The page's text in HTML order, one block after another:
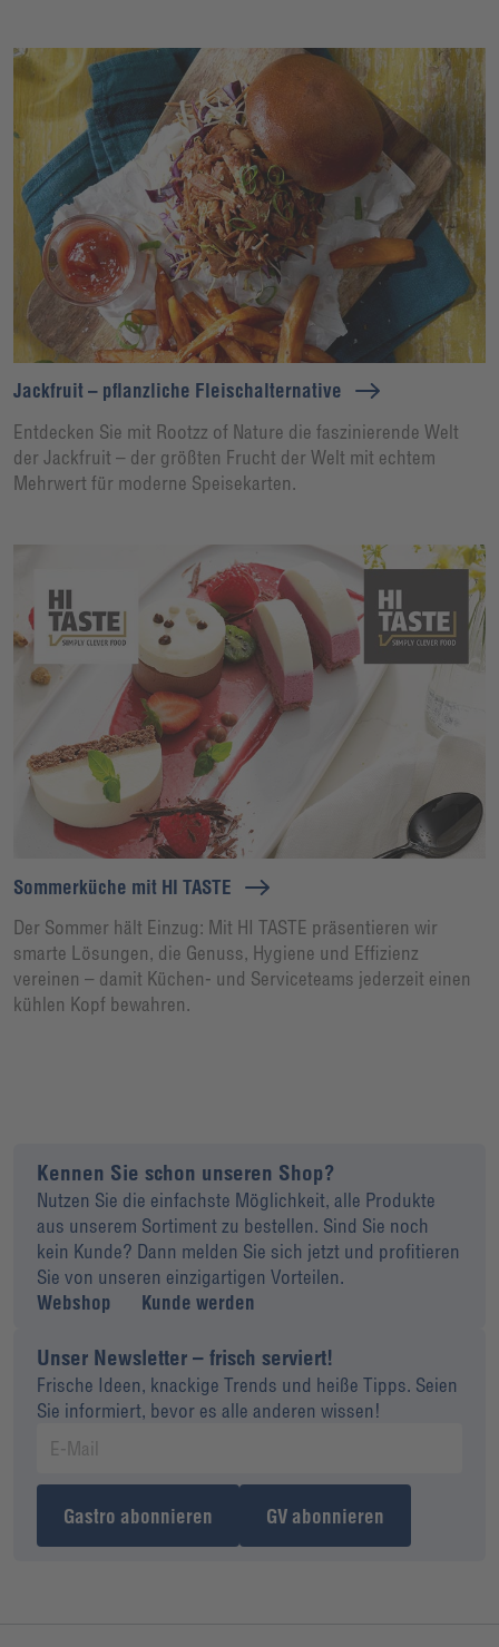
Jackfruit – pflanzliche Fleischalternative
Entdecken Sie mit Rootzz of Nature die faszinierende Welt
der Jackfruit – der größten Frucht der Welt mit echtem
Mehrwert für moderne Speisekarten.
Sommerküche mit HI TASTE
Der Sommer hält Einzug: Mit HI TASTE präsentieren wir
smarte Lösungen, die Genuss, Hygiene und Effizienz
vereinen – damit Küchen- und Serviceteams jederzeit einen
kühlen Kopf bewahren.
Kennen Sie schon unseren Shop?
Nutzen Sie die einfachste Möglichkeit, alle Produkte
aus unserem Sortiment zu bestellen. Sind Sie noch
kein Kunde? Dann melden Sie sich jetzt und profitieren
Sie von unseren einzigartigen Vorteilen.
Webshop
Kunde werden
Unser Newsletter – frisch serviert!
Frische Ideen, knackige Trends und heiße Tipps. Seien
Sie informiert, bevor es alle anderen wissen!
Gastro abonnieren GV abonnieren